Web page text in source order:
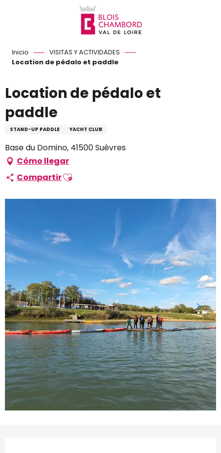
Inicio
VISITAS Y ACTIVIDADES
Location de pédalo et paddle
Location de pédalo et
paddle
STAND-UP PADDLE YACHT CLUB
Base du Domino, 41500 Suèvres
Cómo llegar
CompartirAjouter aux favoris